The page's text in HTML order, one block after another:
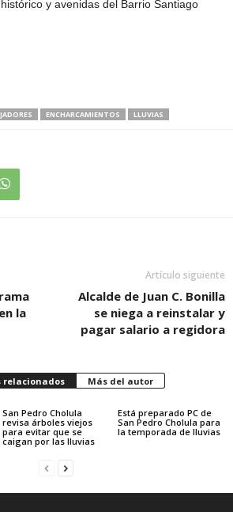
y avenidas del Barrio Santiago
ENCHARCAMIENTOS LLUVIAS
la
Artículo siguiente
Alcalde de Juan C. Bonilla
se niega a reinstalar y
pagar salario a regidora
relacionados Más del autor
San Pedro Cholula
revisa árboles viejos
para evitar que se
caigan por las lluvias
Está preparado PC de
San Pedro Cholula para
la temporada de lluvias